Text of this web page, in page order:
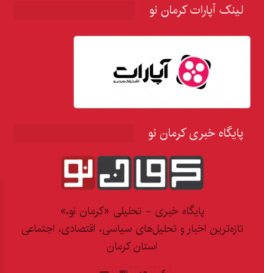
لینک آپارات کرمان نو
پایگاه خبری کرمان نو
پایگاه خبری - تحلیلی «کرمان نو،»
تازه‌ترین اخبار و تحلیل‌های سیاسی، اقتصادی، اجتماعی
استان کرمان